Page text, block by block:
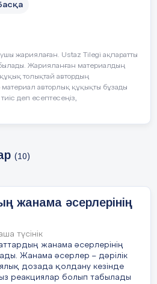
әсерлері де
әсерлер кей
өтсе, кейбір
асқынуларға әкелуі
дәрілік заттардың
ету, жанама
болжау және олардың
фармакология мен
тек дәрінің
орай дәрілік
ескере
өзара әсерін
дұрыс
маңызға ие.
жариялаған. Ustaz Tilegi ақпаратты
Жарияланған материалдың
толықтай автордың
материал авторлық құқықты бұзады
деп есептесеңіз,
(10)
жанама әсерлерінің
түсінік
жанама әсерлерінің
Жанама әсерлер – дәрілік
дозада қолдану кезінде
реакциялар болып табылады